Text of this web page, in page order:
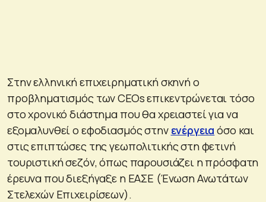
Στην ελληνική επιχειρηματική σκηνή ο
προβληματισμός των CEOs επικεντρώνεται τόσο
στο χρονικό διάστημα που θα χρειαστεί για να
εξομαλυνθεί ο εφοδιασμός στην ενέργεια όσο και
στις επιπτώσες της γεωπολιτικής στη φετινή
τουριστική σεζόν, όπως παρουσιάζει η πρόσφατη
έρευνα που διεξήγαξε η ΕΑΣΕ (Ένωση Ανωτάτων
Στελεχών Επιχειρίσεων).